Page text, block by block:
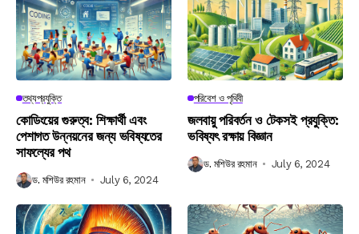
তথ্যপ্রযুক্তি
কোডিংয়ের গুরুত্ব: শিক্ষার্থী এবং
পেশাগত উন্নয়নের জন্য ভবিষ্যতের
সাফল্যের পথ
ড. মশিউর রহমান July 6, 2024
পরিবেশ ও পৃথিবী
জলবায়ু পরিবর্তন ও টেকসই প্রযুক্তি:
ভবিষ্যৎ রক্ষায় বিজ্ঞান
ড. মশিউর রহমান July 6, 2024